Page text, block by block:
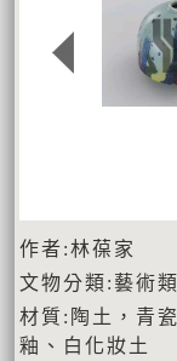
作者:林葆家
文物分類:藝術
材質:陶土，青
釉、白化妝土